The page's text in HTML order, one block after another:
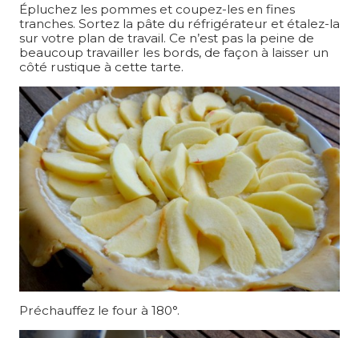
Épluchez les pommes et coupez-les en fines
tranches. Sortez la pâte du réfrigérateur et étalez-la
sur votre plan de travail. Ce n’est pas la peine de
beaucoup travailler les bords, de façon à laisser un
côté rustique à cette tarte.
Préchauffez le four à 180°.